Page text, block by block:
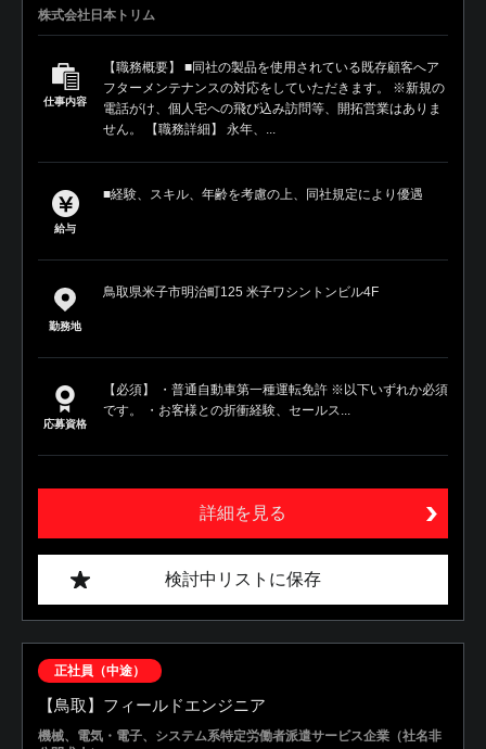
株式会社日本トリム
仕事内容
【職務概要】 ■同社の製品を使用されている既存顧客へア
フターメンテナンスの対応をしていただきます。 ※新規の
電話がけ、個人宅への飛び込み訪問等、開拓営業はありま
せん。 【職務詳細】 永年、...
給与
■経験、スキル、年齢を考慮の上、同社規定により優遇
勤務地
鳥取県米子市明治町125 米子ワシントンビル4F
応募資格
【必須】 ・普通自動車第一種運転免許 ※以下いずれか必須
です。 ・お客様との折衝経験、セールス...
詳細を見る
検討中リストに保存
正社員（中途）
【鳥取】フィールドエンジニア
機械、電気・電子、システム系特定労働者派遣サービス企業（社名非